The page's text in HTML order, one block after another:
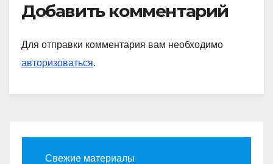
Добавить комментарий
Для отправки комментария вам необходимо
авторизоваться.
Свежие материалы